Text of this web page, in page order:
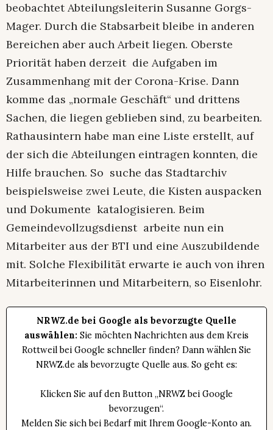
beobachtet Abteilungsleiterin Susanne Gorgs-
Mager. Durch die Stabsarbeit bleibe in anderen
Bereichen aber auch Arbeit liegen. Oberste
Priorität haben derzeit die Aufgaben im
Zusammenhang mit der Corona-Krise. Dann
komme das „normale Geschäft“ und drittens
Sachen, die liegen geblieben sind, zu bearbeiten.
Rathausintern habe man eine Liste erstellt, auf
der sich die Abteilungen eintragen konnten, die
Hilfe brauchen. So suche das Stadtarchiv
beispielsweise zwei Leute, die Kisten auspacken
und Dokumente katalogisieren. Beim
Gemeindevollzugsdienst arbeite nun ein
Mitarbeiter aus der BTI und eine Auszubildende
mit. Solche Flexibilität erwarte ie auch von ihren
Mitarbeiterinnen und Mitarbeitern, so Eisenlohr.
NRWZ.de bei Google als bevorzugte Quelle
auswählen: Sie möchten Nachrichten aus dem Kreis
Rottweil bei Google schneller finden? Dann wählen Sie
NRWZ.de als bevorzugte Quelle aus. So geht es:
Klicken Sie auf den Button „NRWZ bei Google
bevorzugen“.
Melden Sie sich bei Bedarf mit Ihrem Google-Konto an.